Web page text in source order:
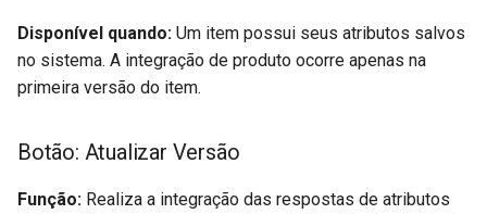
Disponível quando: Um item possui seus atributos salvos
no sistema. A integração de produto ocorre apenas na
primeira versão do item.
Botão: Atualizar Versão
Função: Realiza a integração das respostas de atributos